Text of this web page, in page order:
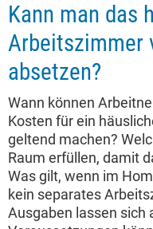
Kann man das
Arbeitszimmer
absetzen?
Wann können
Kosten für ein
geltend machen?
Raum erfüllen, damit
Was gilt, wenn im
kein separates
Ausgaben lassen sich